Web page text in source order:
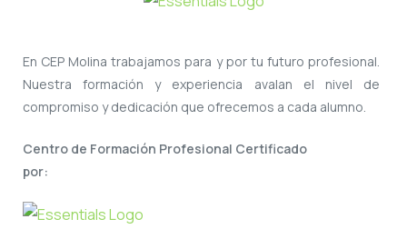
En CEP Molina trabajamos para y por tu futuro profesional.
Nuestra formación y experiencia avalan el nivel de
compromiso y dedicación que ofrecemos a cada alumno.
Centro de Formación Profesional Certificado
por: